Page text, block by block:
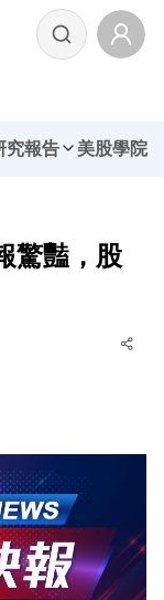
究報告 美股學院
驚豔，股